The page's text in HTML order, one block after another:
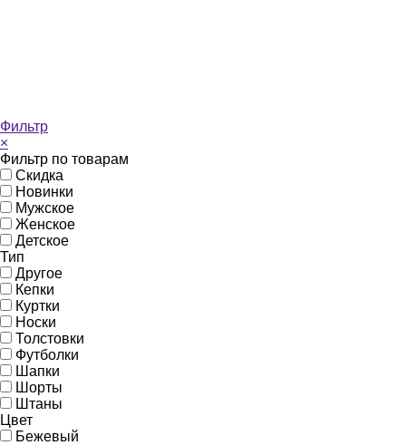
Фильтр
×
Фильтр по товарам
Скидка
Новинки
Мужское
Женское
Детское
Тип
Другое
Кепки
Куртки
Носки
Толстовки
Футболки
Шапки
Шорты
Штаны
Цвет
Бежевый